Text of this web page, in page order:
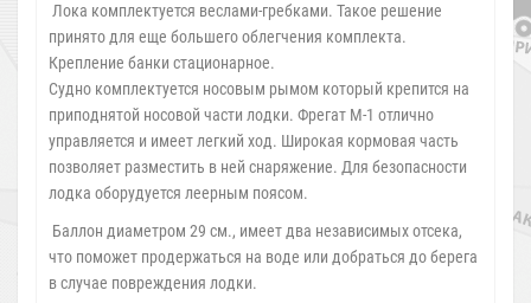
Лока комплектуется веслами-гребками. Такое решение
принято для еще большего облегчения комплекта.
Крепление банки стационарное.
Судно комплектуется носовым рымом который крепится на
приподнятой носовой части лодки. Фрегат М-1 отлично
управляется и имеет легкий ход. Широкая кормовая часть
позволяет разместить в ней снаряжение. Для безопасности
лодка оборудуется леерным поясом.
Баллон диаметром 29 см., имеет два независимых отсека,
что поможет продержаться на воде или добраться до берега
в случае повреждения лодки.